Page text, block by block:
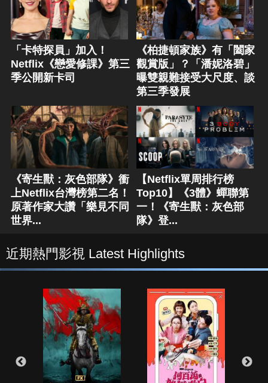
「卡特探員」加入！
Netflix《戀愛修課》第三
季公開新卡司
《柏捷頓家族》有「闔家
觀賞版」？「潘妮洛碧」
曝雙親難接受大尺度、談
第三季發展
《寄生獸：灰色部隊》衝
上Netflix台灣榜第二名！
原著作家大讚「樂見不同
世界...
【Netflix單周排行榜
Top10】《3體》蟬聯第
一！《寄生獸：灰色部
隊》登...
近期熱門影視 Latest Highlights